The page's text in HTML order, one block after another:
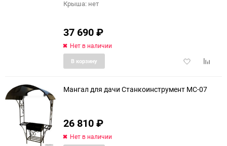
Крыша: нет
37 690₽
Нет в наличии
Добавить
В корзину
Мангал для дачи Станкоинструмент МС-07
26 810₽
Нет в наличии